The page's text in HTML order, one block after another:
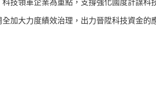
加大力度績效治理，出力晉陞科技資金的